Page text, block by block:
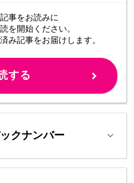
事をお読みに
を開始ください。
み記事をお届けします。
する
クナンバー